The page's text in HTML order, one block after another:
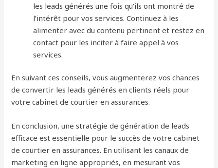
les leads générés une fois qu’ils ont montré de
l’intérêt pour vos services. Continuez à les
alimenter avec du contenu pertinent et restez en
contact pour les inciter à faire appel à vos
services.
En suivant ces conseils, vous augmenterez vos chances
de convertir les leads générés en clients réels pour
votre cabinet de courtier en assurances.
En conclusion, une stratégie de génération de leads
efficace est essentielle pour le succès de votre cabinet
de courtier en assurances. En utilisant les canaux de
marketing en ligne appropriés, en mesurant vos